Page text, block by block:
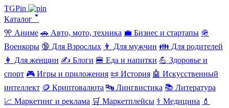
TGPin
Каталог 🢓
🎌 Аниме 🚗 Авто, мото, техника 💼 Бизнес и стартапы 🪖
Военкоры 🔞 Для Взрослых 👨 Для мужчин 👪 Для родителей
👩 Для женщин ✍️ Блоги 🍔 Еда и напитки 💪 Здоровье и
спорт 🎮 Игры и приложения 📜 История 🤖 Искусственный
интеллект 🪙 Криптовалюта 🔤 Лингвистика 📚 Литература
📈 Маркетинг и реклама 🛒 Маркетплейсы ⚕️ Медицина 💄